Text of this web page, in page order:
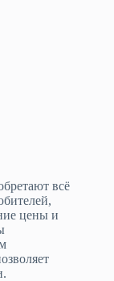
всё
цены и